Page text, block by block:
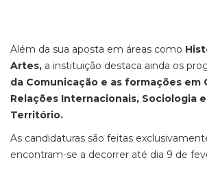
Além da sua aposta em áreas como
Artes, a instituição destaca ainda os
da Comunicação e as formações em
Relações Internacionais, Sociologia
Território.
As candidaturas são feitas
encontram-se a decorrer até dia 9 de